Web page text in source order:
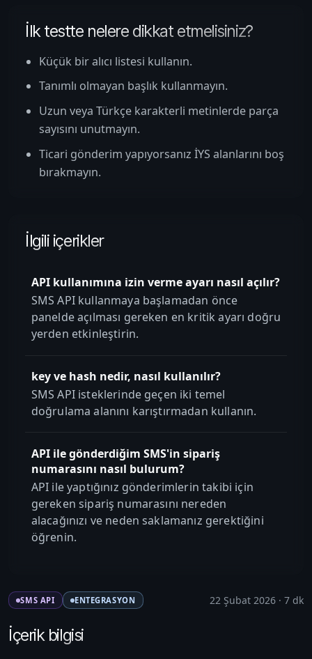
İlk testte nelere dikkat etmelisiniz?
Küçük bir alıcı listesi kullanın.
Tanımlı olmayan başlık kullanmayın.
Uzun veya Türkçe karakterli metinlerde parça
sayısını unutmayın.
Ticari gönderim yapıyorsanız İYS alanlarını boş
bırakmayın.
İlgili içerikler
API kullanımına izin verme ayarı nasıl açılır?
SMS API kullanmaya başlamadan önce
panelde açılması gereken en kritik ayarı doğru
yerden etkinleştirin.
key ve hash nedir, nasıl kullanılır?
SMS API isteklerinde geçen iki temel
doğrulama alanını karıştırmadan kullanın.
API ile gönderdiğim SMS'in sipariş
numarasını nasıl bulurum?
API ile yaptığınız gönderimlerin takibi için
gereken sipariş numarasını nereden
alacağınızı ve neden saklamanız gerektiğini
öğrenin.
SMS API ENTEGRASYON 22 Şubat 2026 · 7 dk
İçerik bilgisi